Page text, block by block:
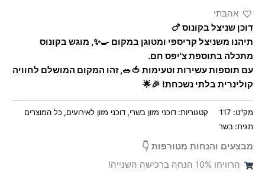
אהבתי
דוכן שניצל בקונוס 🍗
תיהנו משניצל קריספי ומטוגן במקום 🍳✨, מוגש בקונוס
מתכלה בתוספת צ'יפס חם.
עם תוספות עשירות וטעימות 🍅🥗, זהו המקום המושלם לחוויה
קולינרית בלתי נשכחת! 🎉🌟
מק"ט: 117 קטגוריות: דוכני מזון בשרי, דוכני מזון לאירועים, כל המוצרים
תגית: בשר
מבצעים והנחות מטורפות 👇
הרוויחו 10% הנחה ברכישה השנייה!